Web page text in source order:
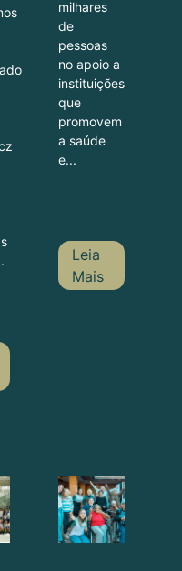
milhares
de
pessoas
no apoio a
instituições
que
promovem
a saúde
e...
Leia
Mais